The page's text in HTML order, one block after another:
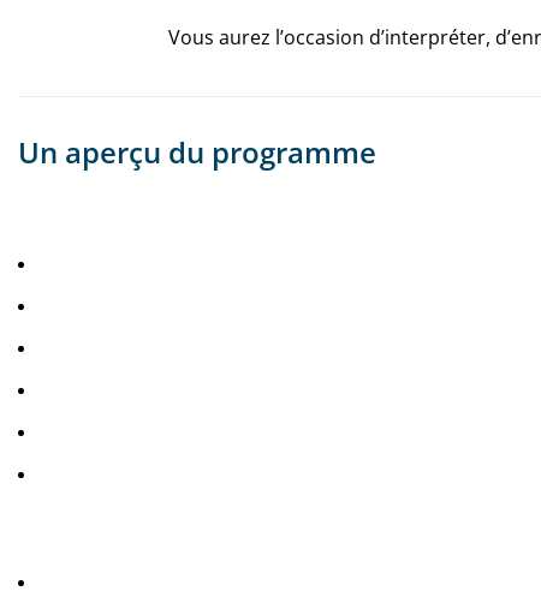
Vous aurez l’occasion d’interpréter,
Un aperçu du programme